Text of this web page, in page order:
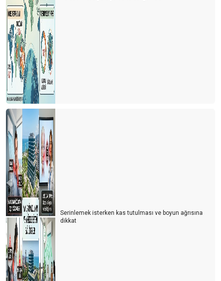
Serinlemek isterken kas tutulması ve boyun ağrısına
dikkat